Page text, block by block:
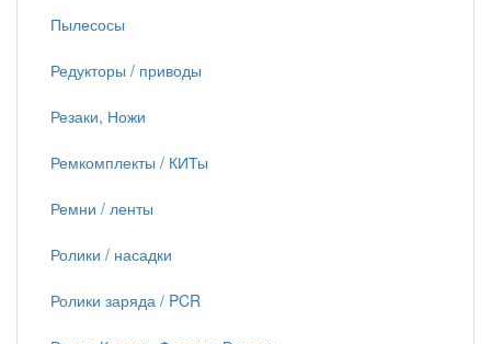
Пылесосы
Редукторы / приводы
Резаки, Ножи
Ремкомплекты / КИТы
Ремни / ленты
Ролики / насадки
Ролики заряда / PCR